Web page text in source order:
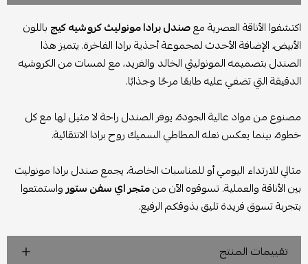
اكتشفوا الأناقة العصرية معصندل برادا مونوليث كروشيه كيج باللون
الأبيض، الإضافة الأحدث لمجموعة أحذية برادا الفاخرة. يتميز هذا
الصندل بتصميمه المونوليثي الخالد والفريد، مع لمسات من الكروشيه
الدقيقة التي تضفي عليه طابعًا مرحًا وجذابًا.
مصنوع من مواد عالية الجودة، يوفر الصندل راحة لا مثيل لها مع كل
خطوة، بينما يعكس نعله المطاطي السميك روح برادا الانتقائية.
مثالي للارتداء اليومي أو للمناسبات الخاصة، يجمع صندل برادا مونوليث
بين الأناقة والعملية. تسوقوه الآن منمتجر اي سفن ستورواستمتعوا
بتجربة تسوق فريدة تليق بذوقكم الرفيع.
تقييمات المنتج